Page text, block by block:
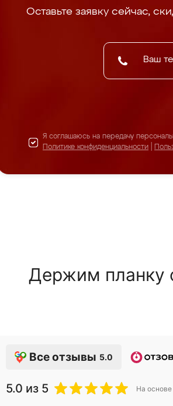
Оставьте заявку сейчас,
Я соглашаюсь на передачу
Политике конфиденциальности
Держим планку
Все отзывы 5.0
5.0 из 5 На основе